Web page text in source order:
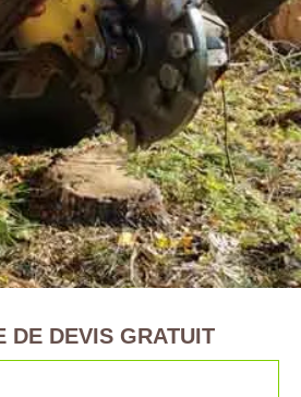
DE DEVIS GRATUIT